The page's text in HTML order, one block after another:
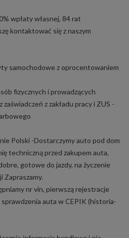
wpłaty własnej, 84 rat
kontaktować się z naszym
samochodowe z oprocentowaniem
fizycznych i prowadzących
z zakładu pracy i ZUS -
Polski -Dostarczymy auto pod dom
techniczną przed zakupem auta,
gotowe do jazdy, na życzenie
Zapraszamy.
nr vin, pierwszą rejestracje
auta w CEPIK (historia-